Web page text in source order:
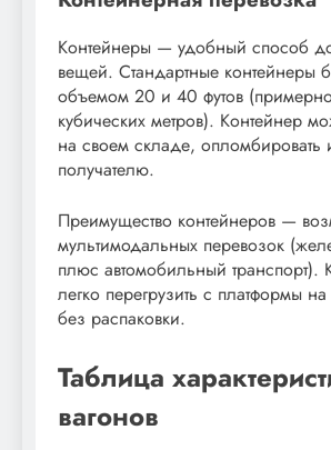
Контейнеры — удобный способ
вещей. Стандартные контейнеры
объемом 20 и 40 футов
кубических метров). Контейнер
на своем складе, опломбировать
получателю.
Преимущество контейнеров —
мультимодальных перевозок
плюс автомобильный транспорт).
легко перегрузить с платформы
без распаковки.
Таблица
вагонов